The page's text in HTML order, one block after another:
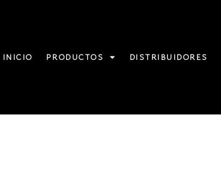
INICIO PRODUCTOS DISTRIBUIDORES